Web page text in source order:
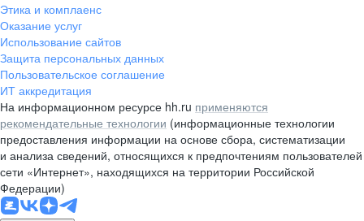
Этика и комплаенс
Оказание услуг
Использование сайтов
Защита персональных данных
Пользовательское соглашение
ИТ аккредитация
На информационном ресурсе hh.ru применяются
рекомендательные технологии (информационные технологии
предоставления информации на основе сбора, систематизации
и анализа сведений, относящихся к предпочтениям пользователей
сети «Интернет», находящихся на территории Российской
Федерации)